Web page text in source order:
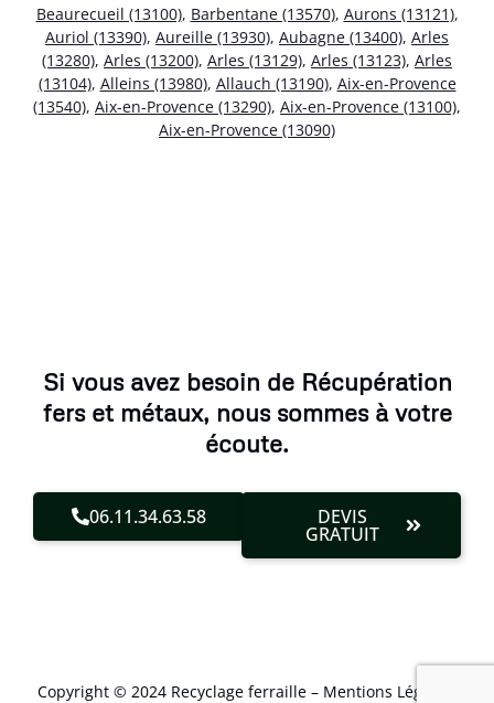
Beaurecueil (13100), Barbentane (13570), Aurons (13121),
Auriol (13390), Aureille (13930), Aubagne (13400), Arles
(13280), Arles (13200), Arles (13129), Arles (13123), Arles
(13104), Alleins (13980), Allauch (13190), Aix-en-Provence
(13540), Aix-en-Provence (13290), Aix-en-Provence (13100),
Aix-en-Provence (13090)
Si vous avez besoin de Récupération
fers et métaux, nous sommes à votre
écoute.
06.11.34.63.58 DEVIS
GRATUIT
Copyright © 2024 Recyclage ferraille – Mentions Légales